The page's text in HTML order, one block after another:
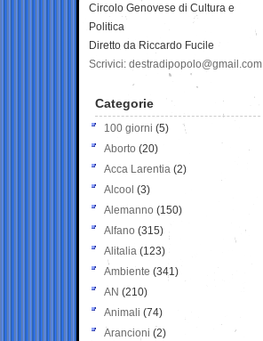
Circolo Genovese di Cultura e
Politica
Diretto da Riccardo Fucile
Scrivici: destradipopolo@gmail.com
Categorie
100 giorni (5)
Aborto (20)
Acca Larentia (2)
Alcool (3)
Alemanno (150)
Alfano (315)
Alitalia (123)
Ambiente (341)
AN (210)
Animali (74)
Arancioni (2)